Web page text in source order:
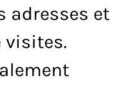
adresses et
visites.